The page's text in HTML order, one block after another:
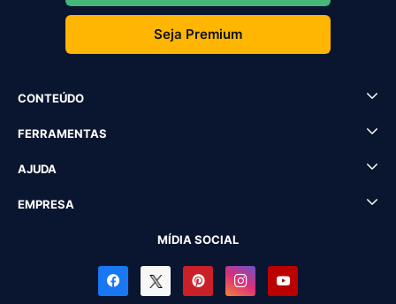
Seja Premium
CONTEÚDO
FERRAMENTAS
AJUDA
EMPRESA
MÍDIA SOCIAL